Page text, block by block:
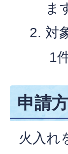
ま
対
1
申請
火入れ